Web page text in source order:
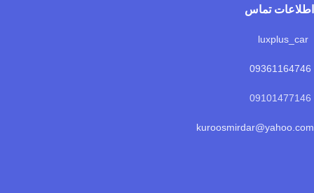
اطلاعات تماس
09361164746
kuroosmirdar@yahoo.com